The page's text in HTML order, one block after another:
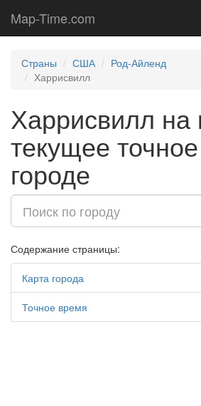
Map-Time.com
Страны США
Род-Айленд
Харрисвилл
Харрисвилл на
текущее
городе
Содержание страницы:
Карта города
Точное время